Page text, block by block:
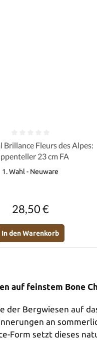
Bewertung von
Brillance Fleurs des Alpes:
23 cm FA
1. Wahl - Neuware
28,50 €
In den Warenkorb
auf feinstem Bone
der Bergwiesen auf
an
Form setzt dieses